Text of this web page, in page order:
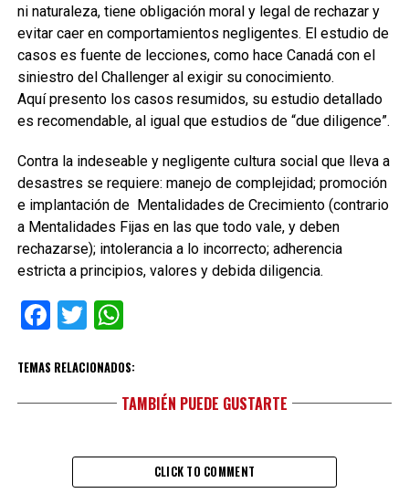
ni naturaleza, tiene obligación moral y legal de rechazar y
evitar caer en comportamientos negligentes. El estudio de
casos es fuente de lecciones, como hace Canadá con el
siniestro del Challenger al exigir su conocimiento.
Aquí presento los casos resumidos, su estudio detallado
es recomendable, al igual que estudios de “due diligence”.
Contra la indeseable y negligente cultura social que lleva a
desastres se requiere: manejo de complejidad; promoción
e implantación de Mentalidades de Crecimiento (contrario
a Mentalidades Fijas en las que todo vale, y deben
rechazarse); intolerancia a lo incorrecto; adherencia
estricta a principios, valores y debida diligencia.
Facebook
TwitterWhatsApp
TEMAS RELACIONADOS:
TAMBIÉN PUEDE GUSTARTE
CLICK TO COMMENT